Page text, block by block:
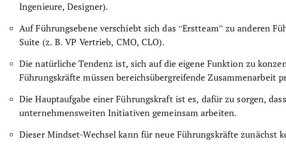
Ingenieure, Designer).
Auf Führungsebene verschiebt sich das “Erstteam” zu anderen
Suite (z. B. VP Vertrieb, CMO, CLO).
Die natürliche Tendenz ist, sich auf die eigene Funktion zu
Führungskräfte müssen bereichsübergreifende Zusammenarbeit
Die Hauptaufgabe einer Führungskraft ist es, dafür zu sorgen,
unternehmensweiten Initiativen gemeinsam arbeiten.
Dieser Mindset-Wechsel kann für neue Führungskräfte zunächst